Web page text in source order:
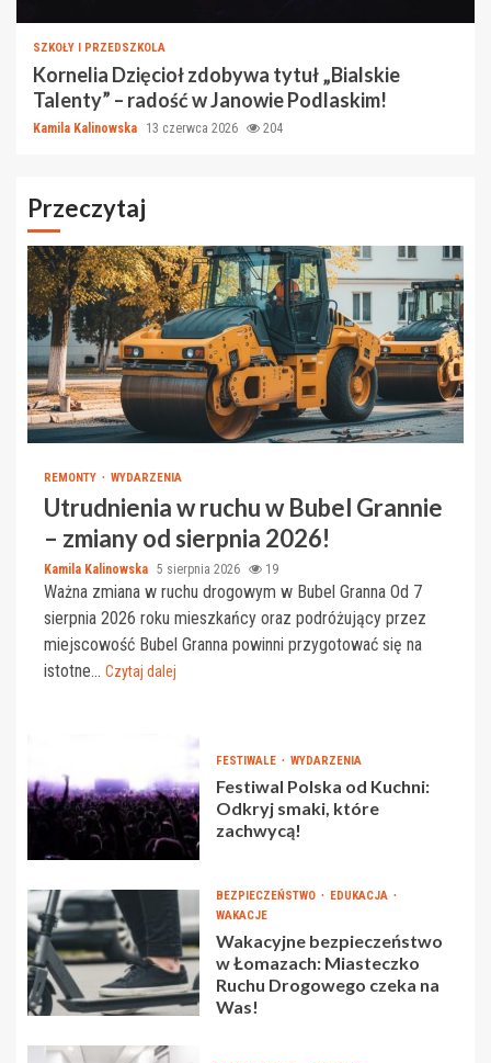
SZKOŁY I PRZEDSZKOLA
Kornelia Dzięcioł zdobywa tytuł „Bialskie
Talenty” – radość w Janowie Podlaskim!
Kamila Kalinowska 13 czerwca 2026 204
Przeczytaj
REMONTY WYDARZENIA
Utrudnienia w ruchu w Bubel Grannie
– zmiany od sierpnia 2026!
Kamila Kalinowska 5 sierpnia 2026 19
Ważna zmiana w ruchu drogowym w Bubel Granna Od 7
sierpnia 2026 roku mieszkańcy oraz podróżujący przez
miejscowość Bubel Granna powinni przygotować się na
istotne... Czytaj dalej
FESTIWALE WYDARZENIA
Festiwal Polska od Kuchni:
Odkryj smaki, które
zachwycą!
BEZPIECZEŃSTWO
EDUKACJA
WAKACJE
Wakacyjne bezpieczeństwo
w Łomazach: Miasteczko
Ruchu Drogowego czeka na
Was!